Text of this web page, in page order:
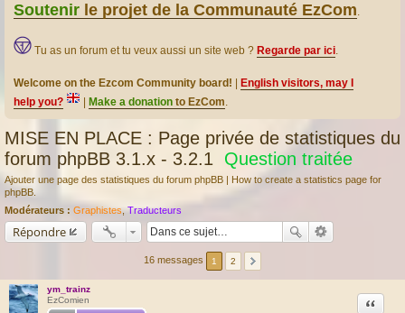
Soutenir le projet de la Communauté EzCom.
Tu as un forum et tu veux aussi un site web ? Regarde par ici.
Welcome on the Ezcom Community board!
English visitors, may I
help you?
Make a donation to EzCom.
MISE EN PLACE : Page privée de statistiques du
forum phpBB 3.1.x - 3.2.1
Question traitée
Ajouter une page des statistiques du forum phpBB | How to create a statistics page for
phpBB.
Modérateurs : Graphistes,Traducteurs
Répondre
16 messages 1 2
ym_trainz
EzComien
Citation